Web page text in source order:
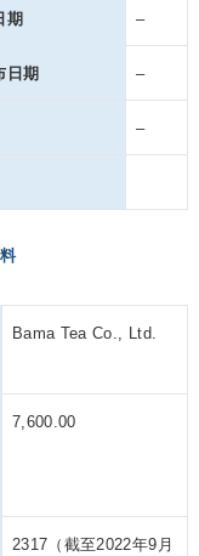
期 –
日期 –
–
Bama Tea Co., Ltd.
7,600.00
2317（截至2022年9月